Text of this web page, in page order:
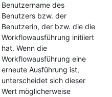
Benutzername des
Benutzers bzw. der
Benutzerin, der bzw. die die
Workflowausführung initiiert
hat. Wenn die
Workflowausführung eine
erneute Ausführung ist,
unterscheidet sich dieser
Wert möglicherweise